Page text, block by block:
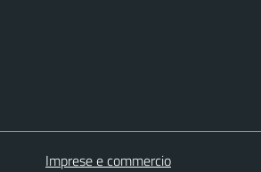
Imprese e commercio